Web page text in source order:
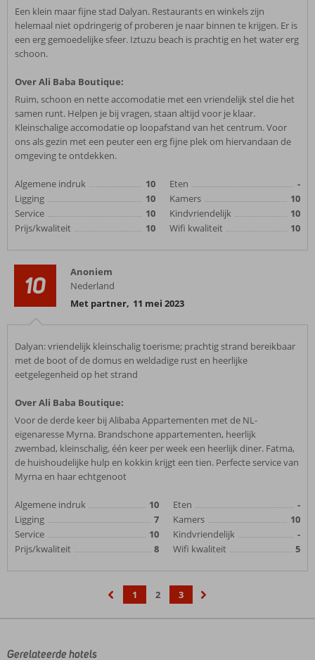
Een klein maar fijne stad Dalyan. Restaurants en winkels zijn
helemaal niet opdringerig of proberen je naar binnen te krijgen. Er is
een erg gemoedelijke sfeer. Iztuzu beach is prachtig en het water erg
schoon.
Over Ali Baba Boutique:
Ruim, schoon en nette accomodatie met een vriendelijk stel die het
samen runt. Helpen je bij vragen, staan altijd voor je klaar.
Kleinschalige accomodatie op loopafstand van het centrum. Voor
ons als gezin met een peuter een erg fijne plek om hiervandaan de
omgeving te ontdekken.
Algemene indruk
10
Ligging
10
Service
10
Prijs/kwaliteit
10
Eten
-
Kamers
10
Kindvriendelijk
10
Wifi kwaliteit
10
10
Anoniem
Nederland
Met partner, 11 mei 2023
Dalyan: vriendelijk kleinschalig toerisme; prachtig strand bereikbaar
met de boot of de domus en weldadige rust en heerlijke
eetgelegenheid op het strand
Over Ali Baba Boutique:
Voor de derde keer bij Alibaba Appartementen met de NL-
eigenaresse Myrna. Brandschone appartementen, heerlijk
zwembad, kleinschalig, één keer per week een heerlijk diner. Fatma,
de huishoudelijke hulp en kokkin krijgt een tien. Perfecte service van
Myrna en haar echtgenoot
Algemene indruk
10
Ligging
7
Service
10
Prijs/kwaliteit
8
Eten
-
Kamers
10
Kindvriendelijk
-
Wifi kwaliteit
5
1 2
3
Gerelateerde hotels